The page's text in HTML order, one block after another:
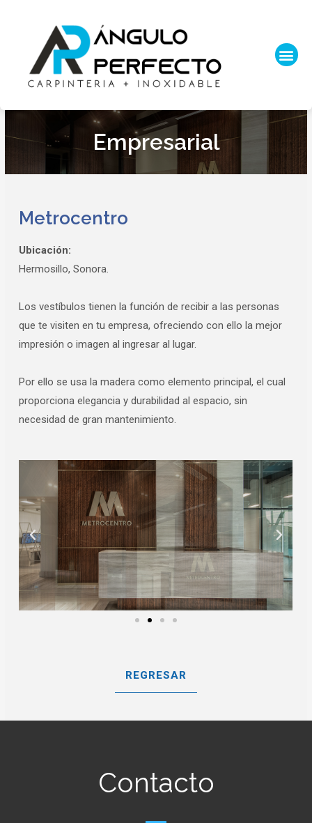
Empresarial
Metrocentro
Ubicación:
Hermosillo, Sonora.
Los vestíbulos tienen la función de recibir a las personas
que te visiten en tu empresa, ofreciendo con ello la mejor
impresión o imagen al ingresar al lugar.
Por ello se usa la madera como elemento principal, el cual
proporciona elegancia y durabilidad al espacio, sin
necesidad de gran mantenimiento.
REGRESAR
Contacto